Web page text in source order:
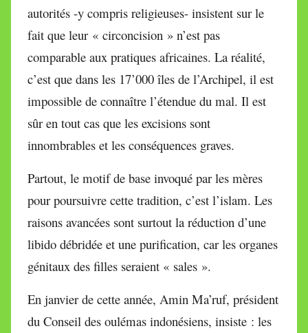
autorités -y compris religieuses- insistent sur le
fait que leur « circoncision » n’est pas
comparable aux pratiques africaines. La réalité,
c’est que dans les 17’000 îles de l’Archipel, il est
impossible de connaître l’étendue du mal. Il est
sûr en tout cas que les excisions sont
innombrables et les conséquences graves.
Partout, le motif de base invoqué par les mères
pour poursuivre cette tradition, c’est l’islam. Les
raisons avancées sont surtout la réduction d’une
libido débridée et une purification, car les organes
génitaux des filles seraient « sales ».
En janvier de cette année, Amin Ma’ruf, président
du Conseil des oulémas indonésiens, insiste : les